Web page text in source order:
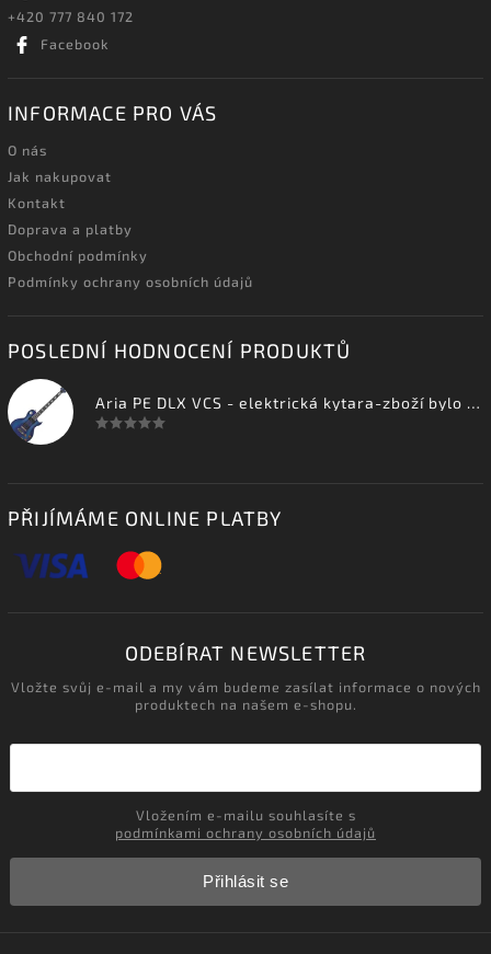
+420 777 840 172
Facebook
INFORMACE PRO VÁS
O nás
Jak nakupovat
Kontakt
Doprava a platby
Obchodní podmínky
Podmínky ochrany osobních údajů
POSLEDNÍ HODNOCENÍ PRODUKTŮ
Aria PE DLX VCS - elektrická kytara-zboží bylo vystaveno na prodejně
PŘIJÍMÁME ONLINE PLATBY
ODEBÍRAT NEWSLETTER
Vložte svůj e-mail a my vám budeme zasílat informace o nových
produktech na našem e-shopu.
podmínkami ochrany osobních údajů
Přihlásit se